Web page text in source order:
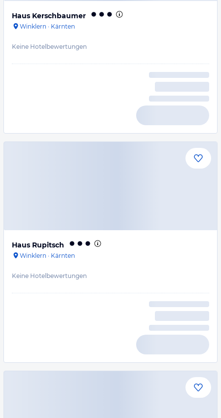
Haus Kerschbaumer
Winklern · Kärnten
Keine Hotelbewertungen
Haus Rupitsch
Winklern · Kärnten
Keine Hotelbewertungen